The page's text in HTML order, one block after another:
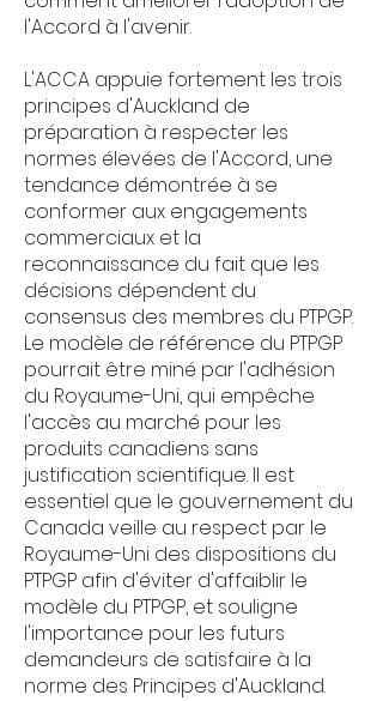
l'Accord à l'avenir.
L'ACCA appuie fortement les trois
principes d'Auckland de
préparation à respecter les
normes élevées de l'Accord, une
tendance démontrée à se
conformer aux engagements
commerciaux et la
reconnaissance du fait que les
décisions dépendent du
consensus des membres du PTPGP.
Le modèle de référence du PTPGP
pourrait être miné par l'adhésion
du Royaume-Uni, qui empêche
l'accès au marché pour les
produits canadiens sans
justification scientifique. Il est
essentiel que le gouvernement du
Canada veille au respect par le
Royaume-Uni des dispositions du
PTPGP afin d'éviter d'affaiblir le
modèle du PTPGP, et souligne
l'importance pour les futurs
demandeurs de satisfaire à la
norme des Principes d'Auckland.